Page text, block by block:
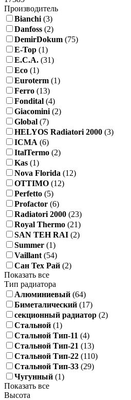
Производитель
Bianchi (3)
Danfoss (2)
DemirDokum (75)
E-Top (1)
E.C.A. (31)
Eco (1)
Euroterm (1)
Ferro (13)
Fondital (4)
Giacomini (2)
Global (7)
HELYOS Radiatori 2000 (3)
ICMA (6)
ItalTermo (2)
Kas (1)
Nova Florida (12)
OTTIMO (12)
Perfetto (5)
Profactor (6)
Radiatori 2000 (23)
Royal Thermo (21)
SAN TEH RAI (2)
Summer (1)
Vaillant (54)
Сан Тех Рай (2)
Показать все
Тип радиатора
Алюминиевый (64)
Биметалический (17)
секционный радиатор (2)
Стальной (1)
Стальной Тип-11 (4)
Стальной Тип-21 (13)
Стальной Тип-22 (110)
Стальной Тип-33 (29)
Чугунный (1)
Показать все
Высота